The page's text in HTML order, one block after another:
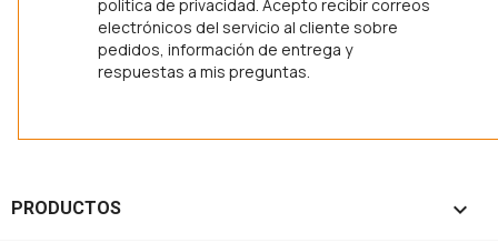
política de privacidad. Acepto recibir correos
electrónicos del servicio al cliente sobre
pedidos, información de entrega y
respuestas a mis preguntas.
PRODUCTOS 